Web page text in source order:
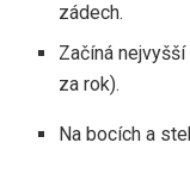
zádech.
Začíná
za rok).
Na bocích a